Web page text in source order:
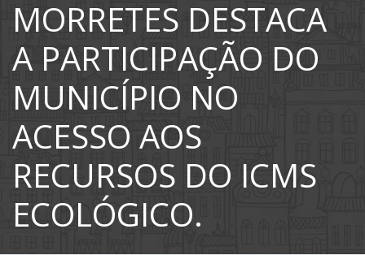
MORRETES DESTACA
A PARTICIPAÇÃO DO
MUNICÍPIO NO
ACESSO AOS
RECURSOS DO ICMS
ECOLÓGICO.